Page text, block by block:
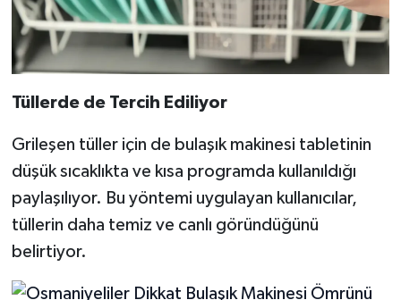
Tüllerde de Tercih Ediliyor
Grileşen tüller için de bulaşık makinesi tabletinin
düşük sıcaklıkta ve kısa programda kullanıldığı
paylaşılıyor. Bu yöntemi uygulayan kullanıcılar,
tüllerin daha temiz ve canlı göründüğünü
belirtiyor.